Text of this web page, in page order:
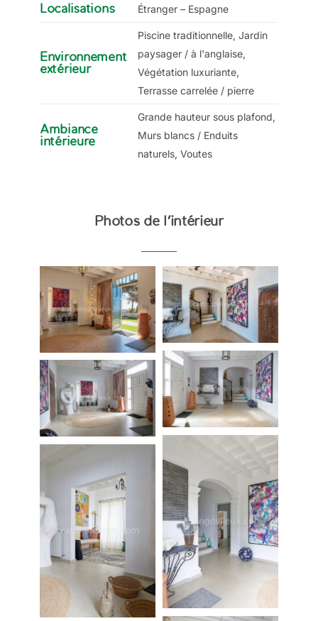
Localisations Étranger – Espagne
Environnement
extérieur
Piscine traditionnelle, Jardin
paysager / à l'anglaise,
Végétation luxuriante,
Terrasse carrelée / pierre
Ambiance
intérieure
Grande hauteur sous plafond,
Murs blancs / Enduits
naturels, Voutes
Photos de l’intérieur